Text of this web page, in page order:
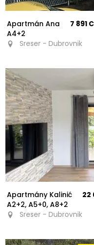
Apartmán Ana
A4+2
7 891
Sreser - Dubrovnik
Apartmány Kalinić
A2+2, A5+0, A8+2
22
Sreser - Dubrovnik